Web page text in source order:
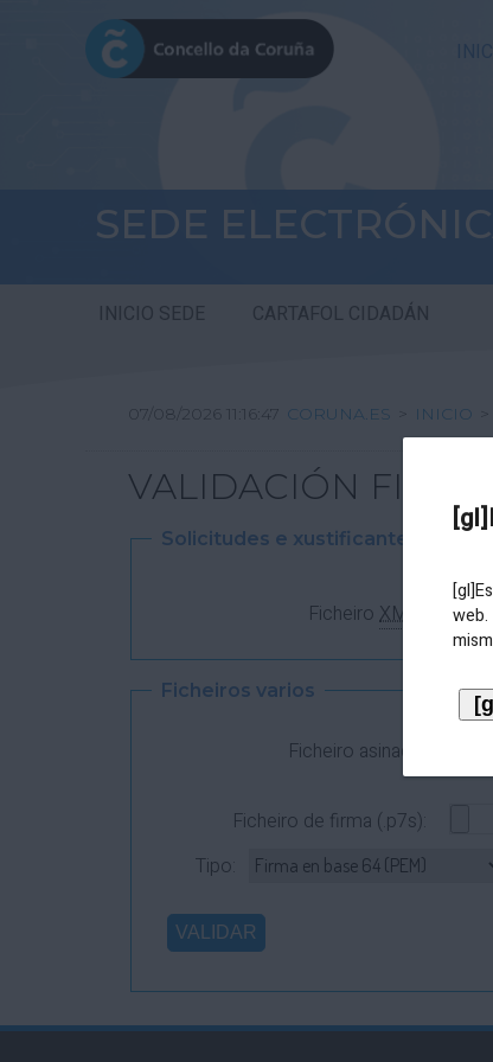
SEDE
INICIO SEDE CARTAFOL CIDADÁN
07/08/2026 11:16:47 CORUNA.ES > INICIO >
VALIDACIÓN FIRMA
Solicitudes e xustificantes
FicheiroXML
Ficheiros varios
Ficheiro asinado:
Ficheiro de firma (.p7s):
Tipo: